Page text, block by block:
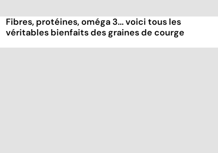
Fibres, protéines, oméga 3... voici tous les
véritables bienfaits des graines de courge